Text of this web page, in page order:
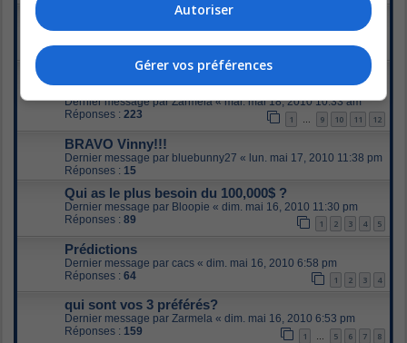
La finale the BBQ
Dernier message parKalena«mar. mai 18, 2010 11:02 am
Réponses :23 1
La grenade (ou comment BBQ s'autodétruit
chaque semaine)
Dernier message parZarmela«mar. mai 18, 2010 10:33 am
Réponses : 223 1 9 10 11 12
BRAVO Vinny!!!
Dernier message par bluebunny27 « lun. mai 17, 2010 11:38 pm
Réponses : 15
Qui as le plus besoin du 100,000$ ?
Dernier message par Bloopie « dim. mai 16, 2010 11:30 pm
Réponses : 89 1 2 3 4 5
Prédictions
Dernier message par cacs « dim. mai 16, 2010 6:58 pm
Réponses : 64 1 2 3 4
qui sont vos 3 préférés?
Dernier message par Zarmela « dim. mai 16, 2010 6:53 pm
Réponses : 159 1 … 5 6 7 8
Autoriser
Gérer vos préférences